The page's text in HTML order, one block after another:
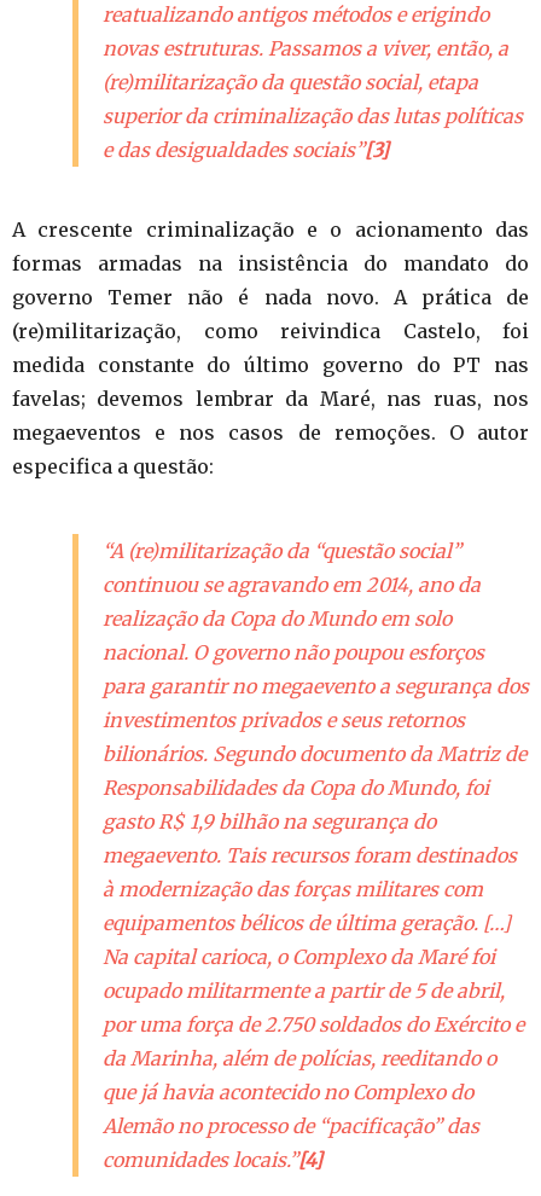
reatualizando antigos métodos e erigindo
novas estruturas. Passamos a viver, então, a
(re)militarização da questão social, etapa
superior da criminalização das lutas políticas
e das desigualdades sociais”[3]
A crescente criminalização e o acionamento das
formas armadas na insistência do mandato do
governo Temer não é nada novo. A prática de
(re)militarização, como reivindica Castelo, foi
medida constante do último governo do PT nas
favelas; devemos lembrar da Maré, nas ruas, nos
megaeventos e nos casos de remoções. O autor
especifica a questão:
“A (re)militarização da “questão social”
continuou se agravando em 2014, ano da
realização da Copa do Mundo em solo
nacional. O governo não poupou esforços
para garantir no megaevento a segurança dos
investimentos privados e seus retornos
bilionários. Segundo documento da Matriz de
Responsabilidades da Copa do Mundo, foi
gasto R$ 1,9 bilhão na segurança do
megaevento. Tais recursos foram destinados
à modernização das forças militares com
equipamentos bélicos de última geração. […]
Na capital carioca, o Complexo da Maré foi
ocupado militarmente a partir de 5 de abril,
por uma força de 2.750 soldados do Exército e
da Marinha, além de polícias, reeditando o
que já havia acontecido no Complexo do
Alemão no processo de “pacificação” das
comunidades locais.”[4]